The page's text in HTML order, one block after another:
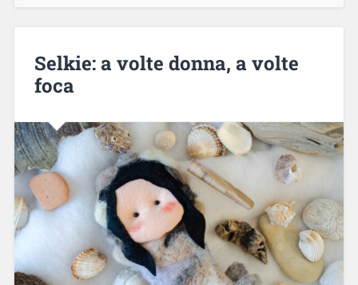
Selkie: a volte donna, a volte
foca